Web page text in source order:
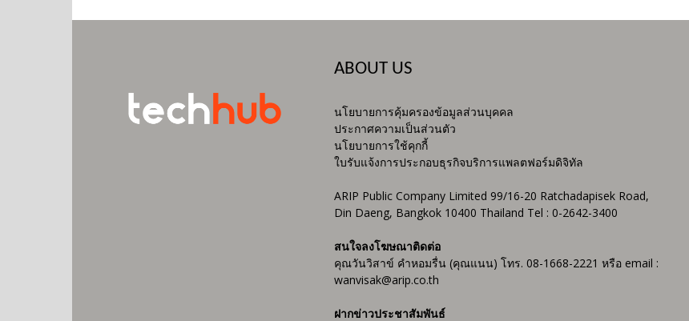
ABOUT US
นโยบายการคุ้มครองข้อมูลส่วนบุคคล
ประกาศความเป็นส่วนตัว
นโยบายการใช้คุกกี้
ใบรับแจ้งการประกอบธุรกิจบริการแพลตฟอร์มดิจิทัล
ARIP Public Company Limited 99/16-20 Ratchadapisek Road,
Din Daeng, Bangkok 10400 Thailand Tel : 0-2642-3400
สนใจลงโฆษณาติดต่อ
คุณวันวิสาข์ คำหอมรื่น (คุณแนน) โทร. 08-1668-2221 หรือ email :
wanvisak@arip.co.th
ฝากข่าวประชาสัมพันธ์